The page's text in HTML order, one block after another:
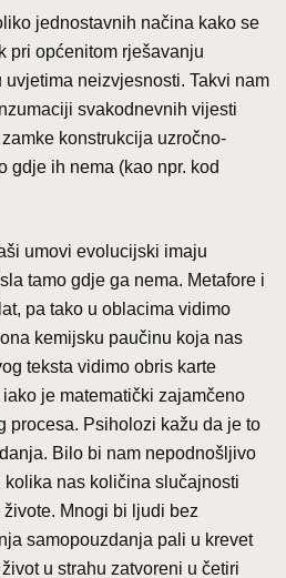
jednostavnih načina kako se
pri općenitom rješavanju
neizvjesnosti. Takvi nam
svakodnevnih vijesti
konstrukcija uzročno-
gdje ih nema (kao npr. kod
umovi evolucijski imaju
tamo gdje ga nema. Metafore i
pa tako u oblacima vidimo
kemijsku paučinu koja nas
teksta vidimo obris karte
je matematički zajamčeno
procesa. Psiholozi kažu da je to
Bilo bi nam nepodnošljivo
kolika nas količina slučajnosti
Mnogi bi ljudi bez
samopouzdanja pali u krevet
u strahu zatvoreni u četiri